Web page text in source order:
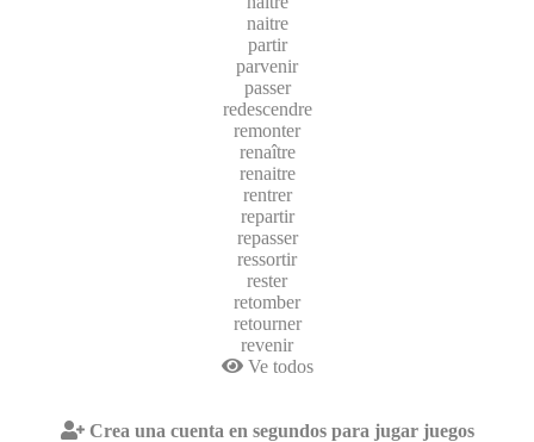
naitre
partir
parvenir
passer
redescendre
remonter
renaître
renaitre
rentrer
repartir
repasser
ressortir
rester
retomber
retourner
revenir
Ve todos
Crea una cuenta en segundos para jugar juegos